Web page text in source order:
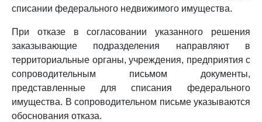
списании федерального недвижимого имущества.
При отказе в согласовании указанного решения
заказывающие подразделения направляют в
территориальные органы, учреждения, предприятия с
сопроводительным письмом документы,
представленные для списания федерального
имущества. В сопроводительном письме указываются
обоснования отказа.